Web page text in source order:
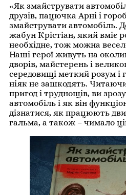
«Як змайструвати
друзів, пацючка Арні і
змайструвати автомобіль.
жабун Крістіан, який вміє
необхідне, тож можна
Наші герої живуть на
дворів, майстерень і
середовищі меткий розум і
ніяк не зашкодять.
пригод і труднощів, ви
автомобіль і як він
дізнатися, як працюють
гальма, а також – чимало